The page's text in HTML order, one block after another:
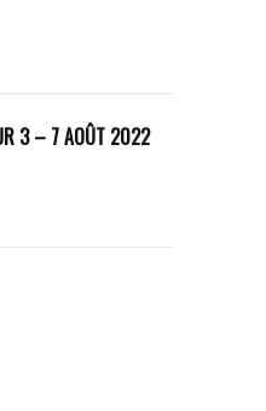
3 – 7 AOÛT 2022